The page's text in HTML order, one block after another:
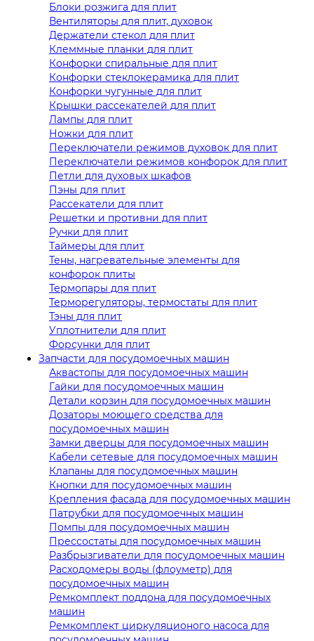
Блоки розжига для плит
Вентиляторы для плит, духовок
Держатели стекол для плит
Клеммные планки для плит
Конфорки спиральные для плит
Конфорки стеклокерамика для плит
Конфорки чугунные для плит
Крышки рассекателей для плит
Лампы для плит
Ножки для плит
Переключатели режимов духовок для плит
Переключатели режимов конфорок для плит
Петли для духовых шкафов
Пэны для плит
Рассекатели для плит
Решетки и противни для плит
Ручки для плит
Таймеры для плит
Тены, нагревательные элементы для
конфорок плиты
Термопары для плит
Терморегуляторы, термостаты для плит
Тэны для плит
Уплотнители для плит
Форсунки для плит
Запчасти для посудомоечных машин
Аквастопы для посудомоечных машин
Гайки для посудомоечных машин
Детали корзин для посудомоечных машин
Дозаторы моющего средства для
посудомоечных машин
Замки дверцы для посудомоечных машин
Кабели сетевые для посудомоечных машин
Клапаны для посудомоечных машин
Кнопки для посудомоечных машин
Крепления фасада для посудомоечных машин
Патрубки для посудомоечных машин
Помпы для посудомоечных машин
Прессостаты для посудомоечных машин
Разбрызгиватели для посудомоечных машин
Расходомеры воды (флоуметр) для
посудомоечных машин
Ремкомплект поддона для посудомоечных
машин
Ремкомплект циркуляционого насоса для